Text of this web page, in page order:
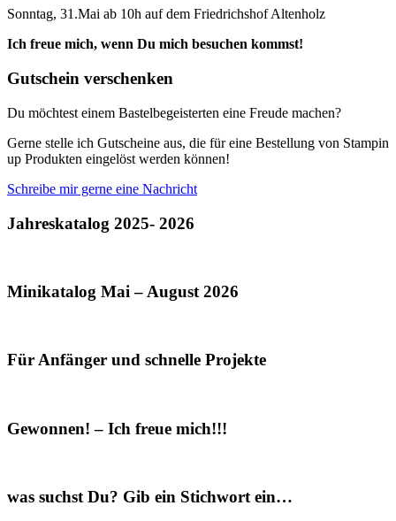
Sonntag, 31.Mai ab 10h auf dem Friedrichshof Altenholz
Ich freue mich, wenn Du mich besuchen kommst!
Gutschein verschenken
Du möchtest einem Bastelbegeisterten eine Freude machen?
Gerne stelle ich Gutscheine aus, die für eine Bestellung von Stampin
up Produkten eingelöst werden können!
Schreibe mir gerne eine Nachricht
Jahreskatalog 2025- 2026
Minikatalog Mai – August 2026
Für Anfänger und schnelle Projekte
Gewonnen! – Ich freue mich!!!
was suchst Du? Gib ein Stichwort ein…